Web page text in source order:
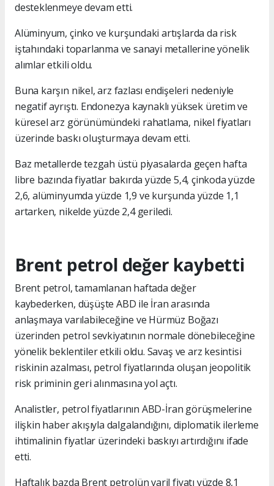
desteklenmeye devam etti.
Alüminyum, çinko ve kurşundaki artışlarda da risk
iştahındaki toparlanma ve sanayi metallerine yönelik
alımlar etkili oldu.
Buna karşın nikel, arz fazlası endişeleri nedeniyle
negatif ayrıştı. Endonezya kaynaklı yüksek üretim ve
küresel arz görünümündeki rahatlama, nikel fiyatları
üzerinde baskı oluşturmaya devam etti.
Baz metallerde tezgah üstü piyasalarda geçen hafta
libre bazında fiyatlar bakırda yüzde 5,4, çinkoda yüzde
2,6, alüminyumda yüzde 1,9 ve kurşunda yüzde 1,1
artarken, nikelde yüzde 2,4 geriledi.
Brent petrol değer kaybetti
Brent petrol, tamamlanan haftada değer
kaybederken, düşüşte ABD ile İran arasında
anlaşmaya varılabileceğine ve Hürmüz Boğazı
üzerinden petrol sevkiyatının normale dönebileceğine
yönelik beklentiler etkili oldu. Savaş ve arz kesintisi
riskinin azalması, petrol fiyatlarında oluşan jeopolitik
risk priminin geri alınmasına yol açtı.
Analistler, petrol fiyatlarının ABD-İran görüşmelerine
ilişkin haber akışıyla dalgalandığını, diplomatik ilerleme
ihtimalinin fiyatlar üzerindeki baskıyı artırdığını ifade
etti.
Haftalık bazda Brent petrolün varil fiyatı yüzde 8,1